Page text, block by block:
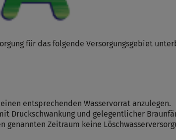
für das folgende Versorgungsgebiet
entsprechenden Wasservorrat anzulegen.
Druckschwankung und gelegentlicher
Zeitraum keine